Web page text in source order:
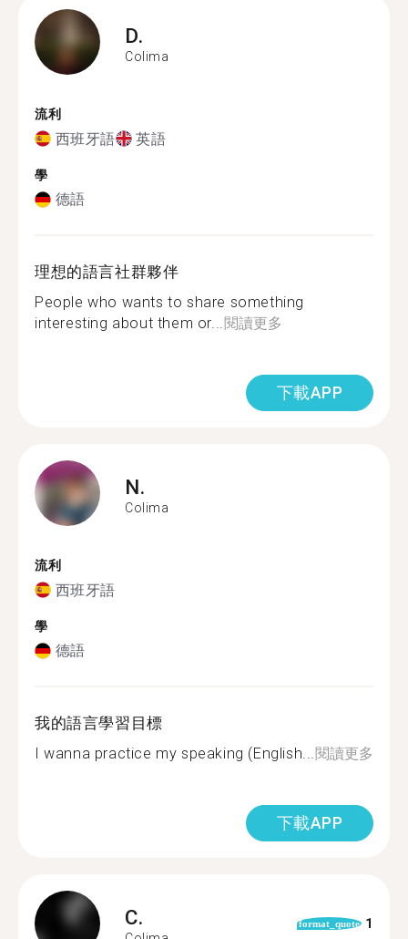
D.
Colima
流利
西班牙語 英語
學
德語
理想的語言社群夥伴
People who wants to share something
interesting about them or...閱讀更多
下載APP
N.
Colima
流利
西班牙語
學
德語
我的語言學習目標
I wanna practice my speaking (English...閱讀更多
下載APP
C. format_quote 1